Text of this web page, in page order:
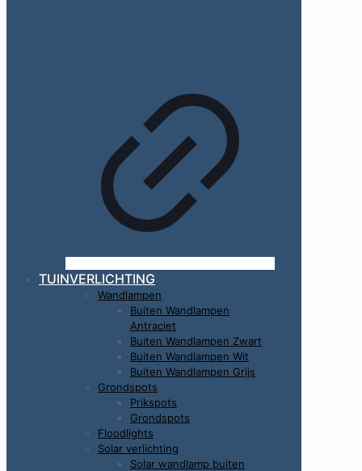
TUINVERLICHTING
Wandlampen
Buiten Wandlampen
Antraciet
Buiten Wandlampen Zwart
Buiten Wandlampen Wit
Buiten Wandlampen Grijs
Grondspots
Prikspots
Grondspots
Floodlights
Solar verlichting
Solar wandlamp buiten